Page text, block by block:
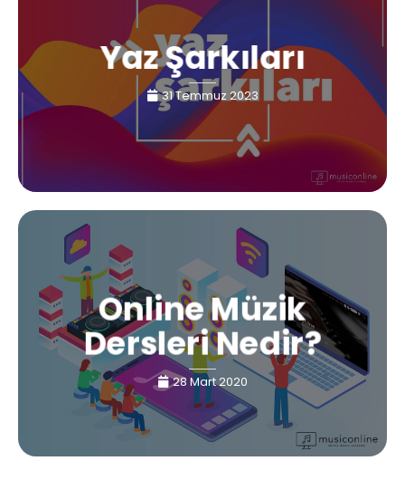
Yaz Şarkıları
31 Temmuz 2023
Online Müzik
Dersleri Nedir?
28 Mart 2020